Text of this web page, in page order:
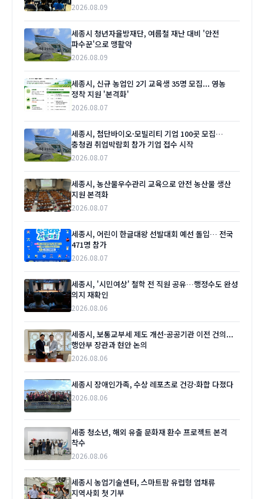
2026.08.09
세종시 청년자율방재단, 여름철 재난 대비 '안전
파수꾼'으로 맹활약
2026.08.09
세종시, 신규 농업인 2기 교육생 35명 모집... 영농
정착 지원 '본격화'
2026.08.07
세종시, 첨단바이오·모빌리티 기업 100곳 모집…
충청권 취업박람회 참가 기업 접수 시작
2026.08.07
세종시, 농산물우수관리 교육으로 안전 농산물 생산
지원 본격화
2026.08.07
세종시, 어린이 한글대왕 선발대회 예선 돌입… 전국
471명 참가
2026.08.07
세종시, '시민여상' 철학 전 직원 공유…행정수도 완성
의지 재확인
2026.08.06
세종시, 보통교부세 제도 개선·공공기관 이전 건의...
행안부 장관과 현안 논의
2026.08.06
세종시 장애인가족, 수상 레포츠로 건강·화합 다졌다
2026.08.06
세종 청소년, 해외 유출 문화재 환수 프로젝트 본격
착수
2026.08.06
세종시 농업기술센터, 스마트팜 유럽형 엽채류
지역사회 첫 기부